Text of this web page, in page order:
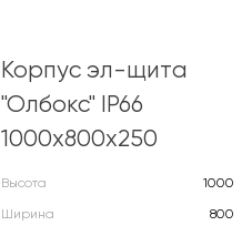
Корпус эл-щита
"Олбокс" IP66
1000х800х250
Высота
1000
Ширина
800